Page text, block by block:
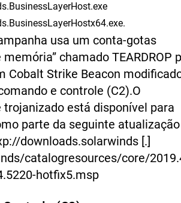
usa um conta-gotas
memória” chamado TEARDROP
Cobalt Strike Beacon
e controle (C2).O
trojanizado está disponível para
parte da seguinte atualização
downloads.solarwinds [.]
catalogresources/core/
hotfix5.msp